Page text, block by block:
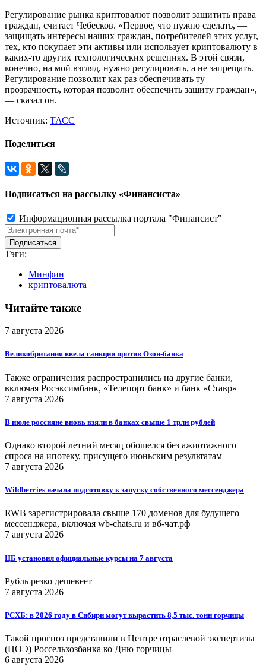
Регулирование рынка криптовалют позволит защитить права
граждан, считает Чебесков. «Первое, что нужно сделать, —
защищать интересы наших граждан, потребителей этих услуг,
тех, кто покупает эти активы или использует криптовалюту в
каких-то других технологических решениях. В этой связи,
конечно, на мой взгляд, нужно регулировать, а не запрещать.
Регулирование позволит как раз обеспечивать ту
прозрачность, которая позволит обеспечить защиту граждан»,
— сказал он.
Источник: ТАСС
Поделиться
Подписаться на рассылку «Финансиста»
Информационная рассылка портала "Финансист"
Тэги:
Минфин
криптовалюта
Читайте также
7 августа 2026
Великобритания ввела санкции против Озон-банка
Также ограничения распространились на другие банки,
включая Росэксимбанк, «Телепорт банк» и банк «Ставр»
7 августа 2026
В июле россияне вновь взяли в банках свыше 1 трлн рублей
Однако второй летний месяц обошелся без ажиотажного
спроса на ипотеку, присущего июньским результатам
7 августа 2026
Wildberries начала подготовку к запуску собственного мессенджера
RWB зарегистрировала свыше 170 доменов для будущего
мессенджера, включая wb-chats.ru и вб-чат.рф
7 августа 2026
ЦБ установил официальные курсы на 7 августа
Рубль резко дешевеет
7 августа 2026
РСХБ: в 2026 году в Сибири могут вырастить 8,5 тыс. тонн горчицы
Такой прогноз представили в Центре отраслевой экспертизы
(ЦОЭ) Россельхозбанка ко Дню горчицы
6 августа 2026